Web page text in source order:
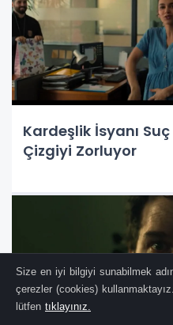
Kardeşlik İsyanı
Çizgiyi Zorluyor
Size en iyi bilgiyi sunabilmek
çerezler (cookies)
lütfen tıklayınız.